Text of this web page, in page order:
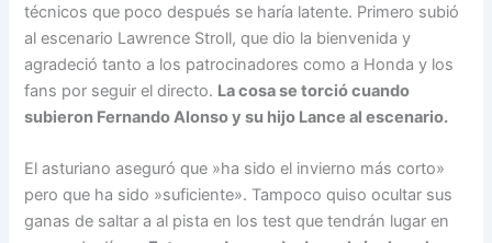
técnicos que poco después se haría latente. Primero subió
al escenario Lawrence Stroll, que dio la bienvenida y
agradeció tanto a los patrocinadores como a Honda y los
fans por seguir el directo. La cosa se torció cuando
subieron Fernando Alonso y su hijo Lance al escenario.
El asturiano aseguró que »ha sido el invierno más corto»
pero que ha sido »suficiente». Tampoco quiso ocultar sus
ganas de saltar a al pista en los test que tendrán lugar en